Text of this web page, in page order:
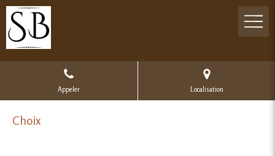
Appeler Localisation
Choix